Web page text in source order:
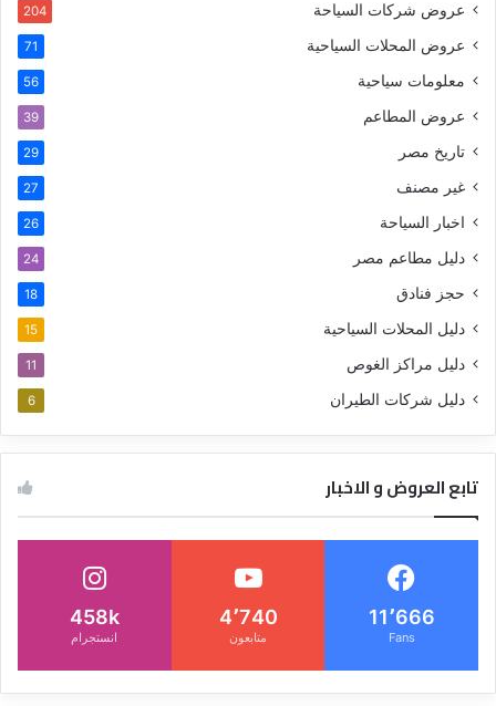
عروض شركات السياحة 204
عروض المحلات السياحية 71
معلومات سياحية 56
عروض المطاعم 39
تاريخ مصر 29
غير مصنف 27
اخبار السياحة 26
دليل مطاعم مصر 24
حجز فنادق 18
دليل المحلات السياحية 15
دليل مراكز الغوص 11
دليل شركات الطيران 6
تابع العروض و الاخبار
11٬666
Fans
4٬740
متابعون
458k
انستجرام